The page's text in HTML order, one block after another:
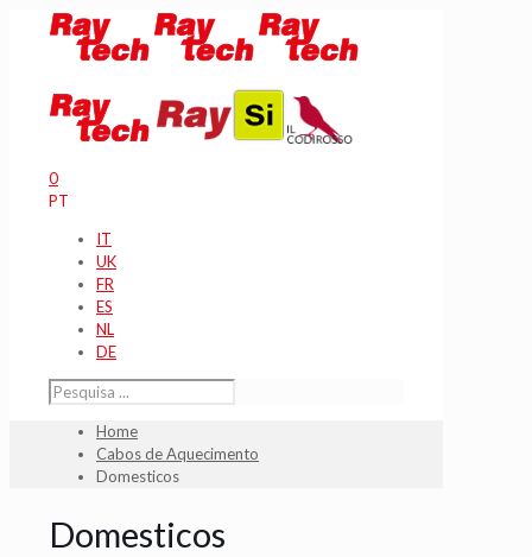
0
PT
IT
UK
FR
ES
NL
DE
Home
Cabos de Aquecimento
Domesticos
Domesticos